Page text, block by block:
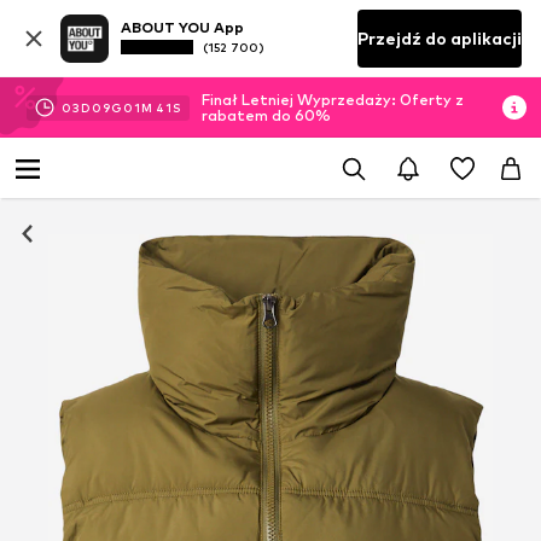
ABOUT YOU App
(152 700) Przejdź do aplikacji
03D 09G 01M 40 S
Finał Letniej Wyprzedaży: Oferty z
rabatem do 60%